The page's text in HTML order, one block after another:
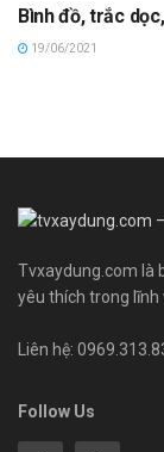
Bình đồ, trắc
19/06/2021
Tvxaydung.com là
yêu thích trong lĩnh
Liên hệ:
Follow Us